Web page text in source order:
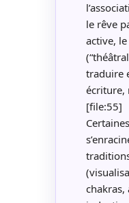
le rêve
active,
traduire
écriture,
[file:55]
chakras,